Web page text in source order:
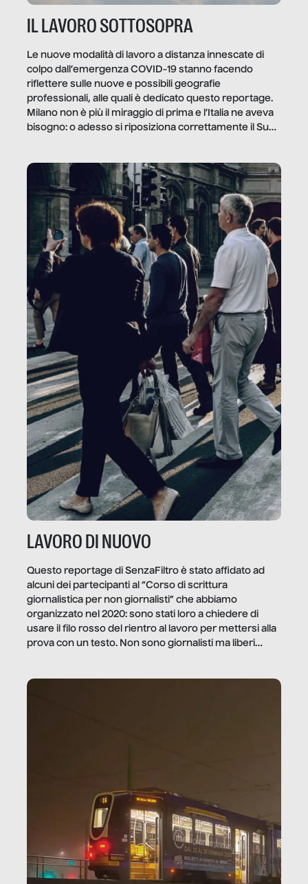
IL LAVORO SOTTOSOPRA
Le nuove modalità di lavoro a distanza innescate di
colpo dall’emergenza COVID-19 stanno facendo
riflettere sulle nuove e possibili geografie
professionali, alle quali è dedicato questo reportage.
Milano non è più il miraggio di prima e l’Italia ne aveva
bisogno: o adesso si riposiziona correttamente il Sud
LAVORO DI NUOVO
Questo reportage di SenzaFiltro è stato affidato ad
alcuni dei partecipanti al “Corso di scrittura
giornalistica per non giornalisti” che abbiamo
organizzato nel 2020: sono stati loro a chiedere di
usare il filo rosso del rientro al lavoro per mettersi alla
prova con un testo. Non sono giornalisti ma liberi